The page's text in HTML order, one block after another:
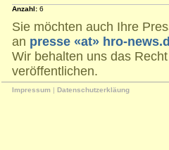
Anzahl: 6
Sie möchten auch Ihre
an presse «at» hro-
Wir behalten uns das
veröffentlichen.
Impressum | Datenschutzerkläung